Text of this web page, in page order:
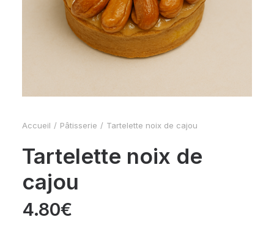
Accueil Pâtisserie Tartelette noix de cajou
Tartelette noix de
cajou
4.80€